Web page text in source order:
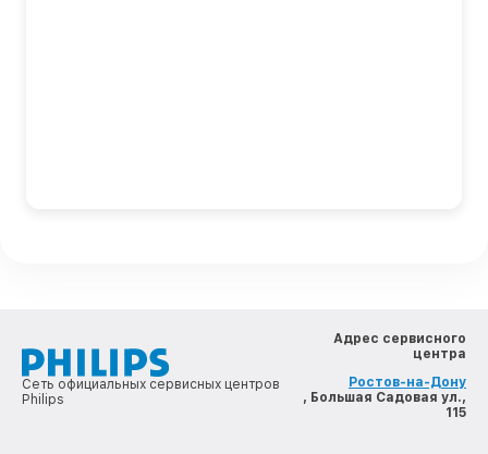
Сеть официальных сервисных центров
Philips
Адрес сервисного
центра
Ростов-на-Дону
, Большая Садовая ул.,
115